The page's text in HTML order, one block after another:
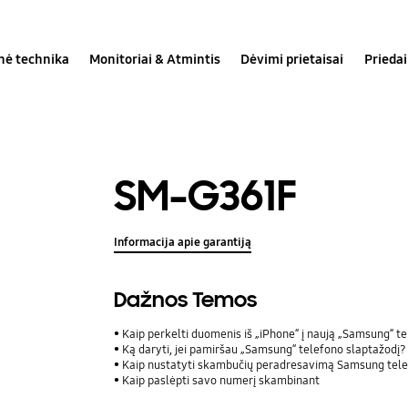
technika Monitoriai & Atmintis Dėvimi prietaisai Priedai
SM-G361F
Informacija apie garantiją
Dažnos Temos
Kaip perkelti duomenis iš „iPhone“ į naują „Samsung“
Ką daryti, jei pamiršau „Samsung“ telefono slaptažodį?
Kaip nustatyti skambučių peradresavimą Samsung
Kaip paslėpti savo numerį skambinant